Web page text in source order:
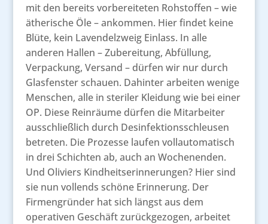
mit den bereits vorbereiteten Rohstoffen – wie
ätherische Öle – ankommen. Hier findet keine
Blüte, kein Lavendelzweig Einlass. In alle
anderen Hallen – Zubereitung, Abfüllung,
Verpackung, Versand – dürfen wir nur durch
Glasfenster schauen. Dahinter arbeiten wenige
Menschen, alle in steriler Kleidung wie bei einer
OP. Diese Reinräume dürfen die Mitarbeiter
ausschließlich durch Desinfektionsschleusen
betreten. Die Prozesse laufen vollautomatisch
in drei Schichten ab, auch an Wochenenden.
Und Oliviers Kindheitserinnerungen? Hier sind
sie nun vollends schöne Erinnerung. Der
Firmengründer hat sich längst aus dem
operativen Geschäft zurückgezogen, arbeitet